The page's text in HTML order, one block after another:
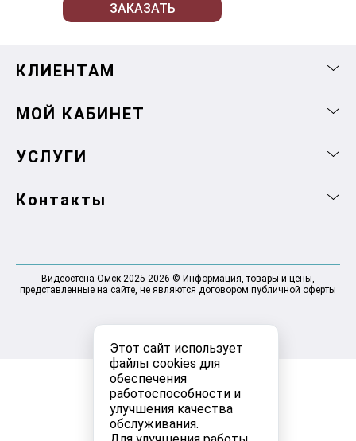
Этот сайт использует
файлы cookies для
обеспечения
работоспособности и
улучшения качества
обслуживания.
ЗАКАЗАТЬ
КЛИЕНТАМ
МОЙ КАБИНЕТ
УСЛУГИ
Контакты
Видеостена Омск 2025-2026 © Информация, товары и цены,
представленные на сайте, не являются договором публичной оферты